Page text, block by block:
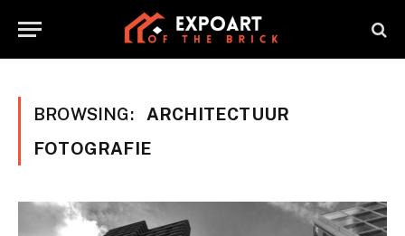
BROWSING:
ARCHITECTUUR
FOTOGRAFIE